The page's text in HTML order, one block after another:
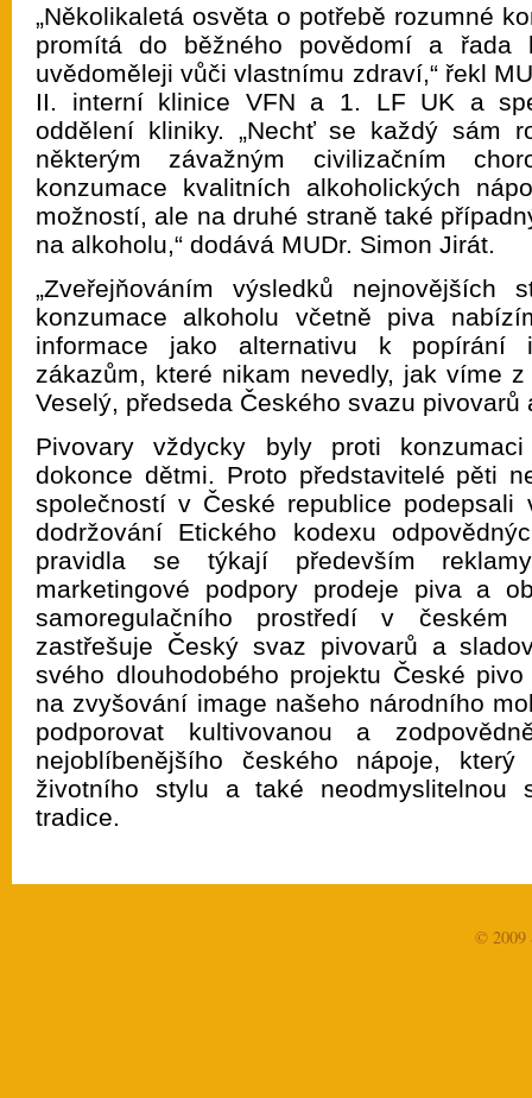
„Několikaletá osvěta o potřebě rozumné
promítá do běžného povědomí a řada
uvědoměleji vůči vlastnímu zdraví,“ řekl
II. interní klinice VFN a 1. LF UK a
oddělení kliniky. „Nechť se každý sám
některým závažným civilizačním
konzumace kvalitních alkoholických
možností, ale na druhé straně také
na alkoholu,“ dodává MUDr. Simon Jirát.
„Zveřejňováním výsledků nejnovějších
konzumace alkoholu včetně piva
informace jako alternativu k popírání
zákazům, které nikam nevedly, jak víme
Veselý, předseda Českého svazu pivovarů
Pivovary vždycky byly proti
dokonce dětmi. Proto představitelé pěti
společností v České republice
dodržování Etického kodexu
pravidla se týkají především
marketingové podpory prodeje piva a
samoregulačního prostředí v českém
zastřešuje Český svaz pivovarů a
svého dlouhodobého projektu České
na zvyšování image našeho národního
podporovat kultivovanou a
nejoblíbenějšího českého nápoje,
životního stylu a také neodmyslitelnou
tradice.
© 2009